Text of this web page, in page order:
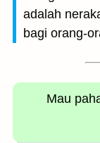
adalah
bagi orang-
Mau